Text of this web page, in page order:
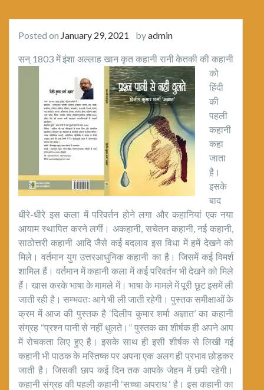
Posted on January 29, 2021 byadmin
सन् 1803 में इंशा अल्लाह खान कृतकहानी रानी केतकी की कहानी
को
हिंदी
की
पहली
कहानी
कहा
जाता
है।
इसके
बाद
धीरे-धीरे इस कला में परिवर्तन होने लगा और कहानियां एक नया
आयाम स्थापित करने लगीं। अकहानी, सचेतन कहानी, नई कहानी,
साठोत्तरी कहानी आदि जैसे कई बदलाव इस विधा में हमें देखने को
मिले। वर्तमान युग उत्तरआधुनिक कहानी का है। जिसमें कई विमर्श
शामिल हैं। वर्तमान में कहानी कला में कई परिवर्तन भी देखने को मिले
हैं। खास करके भाषा के मामले में। भाषा के मामले में पूरी छूट इसमें ली
जाती रही है। सम्भवतः आगे भी ली जाती रहेगी। पुस्तक समीक्षाओं के
क्रम में आज की पुस्तक है ‘दिलीप कुमार शर्मा अज्ञात’ का कहानी
संग्रह “प्रश्न पानी से नहीं धुलते।” पुस्तक का शीर्षक ही अपने आप
में रोचकता लिए हुए है। इसके साथ ही इसी शीर्षक से लिखी गई
कहानी भी पाठक के मस्तिष्क पर अपना एक अलग ही प्रभाव छोड़कर
जाती है। जिसकी छाप कई दिन तक आपके जेहन में छपी रहेगी।
कहानी संग्रह की पहली कहानी ‘सच्चा अपराध ‘ है। इस कहानी का